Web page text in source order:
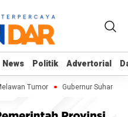
News Politik Advertorial
News Politik Advertorial
Tumor Gubernur Suhardi